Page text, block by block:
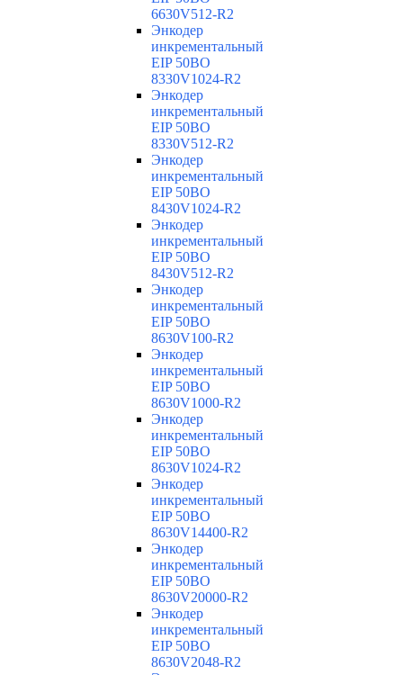
6630V512-R2
Энкодер
инкрементальный
EIP 50BO
8330V1024-R2
Энкодер
инкрементальный
EIP 50BO
8330V512-R2
Энкодер
инкрементальный
EIP 50BO
8430V1024-R2
Энкодер
инкрементальный
EIP 50BO
8430V512-R2
Энкодер
инкрементальный
EIP 50BO
8630V100-R2
Энкодер
инкрементальный
EIP 50BO
8630V1000-R2
Энкодер
инкрементальный
EIP 50BO
8630V1024-R2
Энкодер
инкрементальный
EIP 50BO
8630V14400-R2
Энкодер
инкрементальный
EIP 50BO
8630V20000-R2
Энкодер
инкрементальный
EIP 50BO
8630V2048-R2